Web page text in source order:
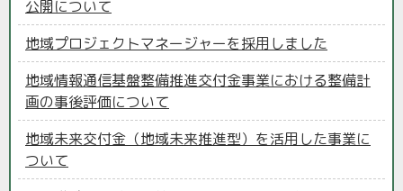
公開について
地域プロジェクトマネージャーを採用しました
地域情報通信基盤整備推進交付金事業における整備計
画の事後評価について
地域未来交付金（地域未来推進型）を活用した事業に
ついて